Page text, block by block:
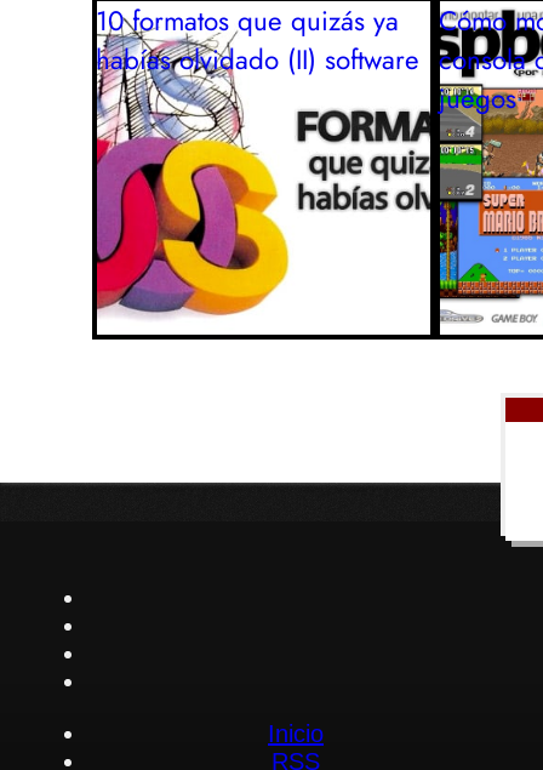
10 formatos que quizás ya
habías olvidado (II) software
Cómo
consola
juegos
Inicio
RSS